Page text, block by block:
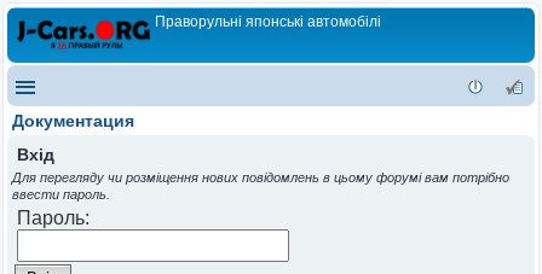
Праворульні японські автомобілі
Документация
Вхід
Для перегляду чи розміщення нових повідомлень в цьому форумі вам потрібно
ввести пароль.
Пароль: